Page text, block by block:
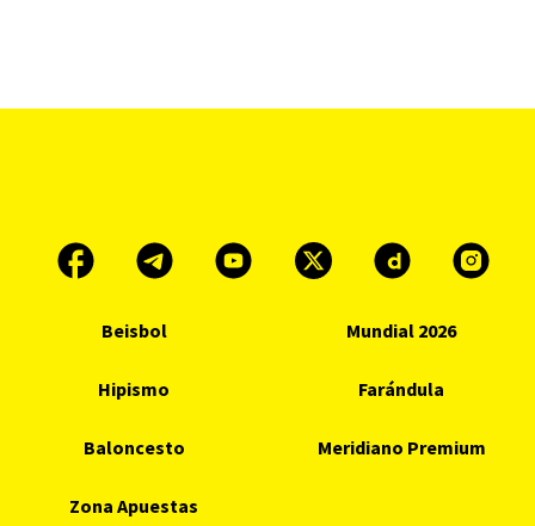
Beisbol Mundial 2026
Hipismo Farándula
Baloncesto Meridiano Premium
Zona Apuestas